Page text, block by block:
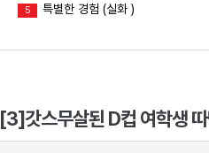
5 특별한 경험 (실화 )
[3]갓스무살된 D컵 여학생